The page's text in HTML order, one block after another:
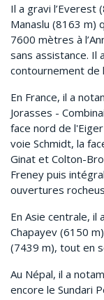
Il a gravi l’Everest
Manaslu (8163 m)
7600 mètres à
sans assistance. Il
contournement de
En France, il a
Jorasses -
face nord de
voie Schmidt, la
Ginat et Colton-
Freney puis
ouvertures
En Asie centrale, il
Chapayev (6150
(7439 m), tout en
Au Népal, il a
encore le Sundari